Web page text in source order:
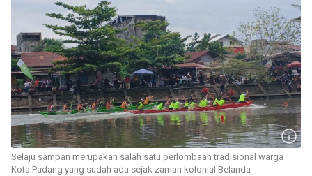
Selaju sampan merupakan salah satu perlombaan tradisional warga
Kota Padang yang sudah ada sejak zaman kolonial Belanda